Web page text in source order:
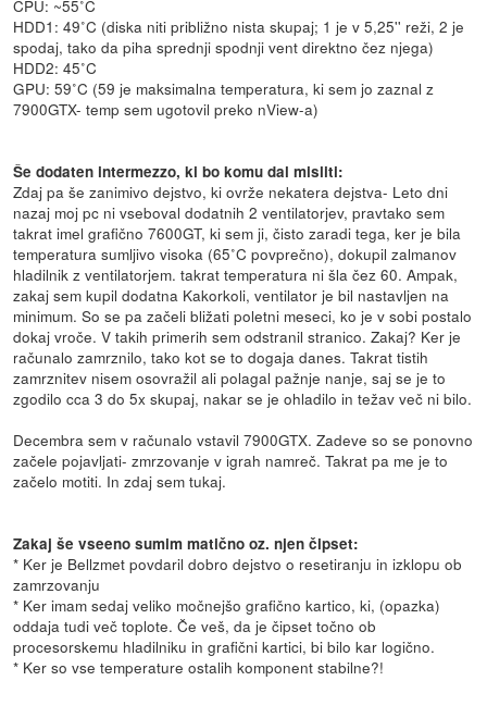
CPU: ~55˚C
HDD1: 49˚C (diska niti približno nista skupaj; 1 je v 5,25'' reži, 2 je
spodaj, tako da piha sprednji spodnji vent direktno čez njega)
HDD2: 45˚C
GPU: 59˚C (59 je maksimalna temperatura, ki sem jo zaznal z
7900GTX- temp sem ugotovil preko nView-a)
Še dodaten intermezzo, ki bo komu dal misliti:
Zdaj pa še zanimivo dejstvo, ki ovrže nekatera dejstva- Leto dni
nazaj moj pc ni vseboval dodatnih 2 ventilatorjev, pravtako sem
takrat imel grafično 7600GT, ki sem ji, čisto zaradi tega, ker je bila
temperatura sumljivo visoka (65˚C povprečno), dokupil zalmanov
hladilnik z ventilatorjem. takrat temperatura ni šla čez 60. Ampak,
zakaj sem kupil dodatna Kakorkoli, ventilator je bil nastavljen na
minimum. So se pa začeli bližati poletni meseci, ko je v sobi postalo
dokaj vroče. V takih primerih sem odstranil stranico. Zakaj? Ker je
računalo zamrznilo, tako kot se to dogaja danes. Takrat tistih
zamrznitev nisem osovražil ali polagal pažnje nanje, saj se je to
zgodilo cca 3 do 5x skupaj, nakar se je ohladilo in težav več ni bilo.
Decembra sem v računalo vstavil 7900GTX. Zadeve so se ponovno
začele pojavljati- zmrzovanje v igrah namreč. Takrat pa me je to
začelo motiti. In zdaj sem tukaj.
Zakaj še vseeno sumim matično oz. njen čipset:
* Ker je Bellzmet povdaril dobro dejstvo o resetiranju in izklopu ob
zamrzovanju
* Ker imam sedaj veliko močnejšo grafično kartico, ki, (opazka)
oddaja tudi več toplote. Če veš, da je čipset točno ob
procesorskemu hladilniku in grafični kartici, bi bilo kar logično.
* Ker so vse temperature ostalih komponent stabilne?!